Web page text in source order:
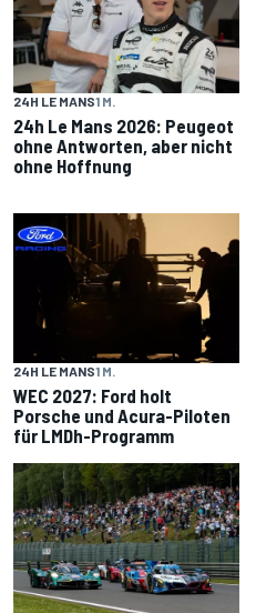
24H LE MANS1 M.
24h Le Mans 2026: Peugeot
ohne Antworten, aber nicht
ohne Hoffnung
24H LE MANS1 M.
WEC 2027: Ford holt
Porsche und Acura-Piloten
für LMDh-Programm